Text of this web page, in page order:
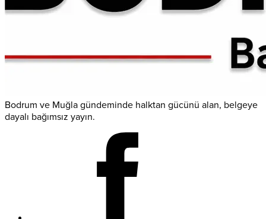
Bodrum ve Muğla gündeminde halktan gücünü alan, belgeye
dayalı bağımsız yayın.